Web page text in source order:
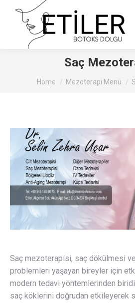
Saç
You are here:
Home Mezoterapi Menü
Saç mezoterapisi, saç dökülmesi
problemleri yaşayan bireyler için
modern tedavi yöntemlerinden
saç köklerini doğrudan etkileyerek